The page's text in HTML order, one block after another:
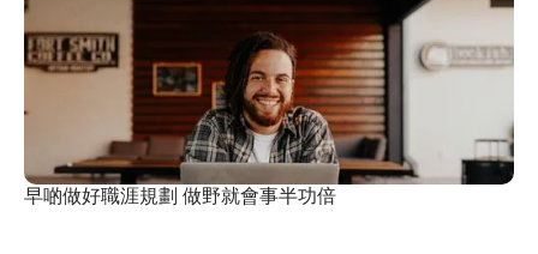
早啲做好職涯規劃 做野就會事半功倍